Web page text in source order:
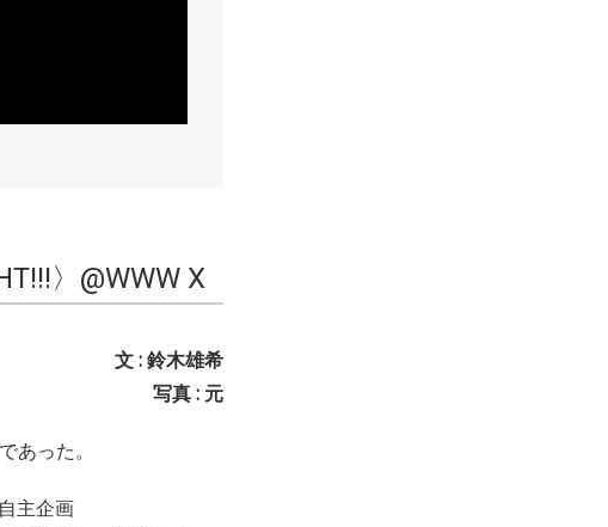
〉@WWW X
文 : 鈴木雄希
写真 : 元
あった。
主企画